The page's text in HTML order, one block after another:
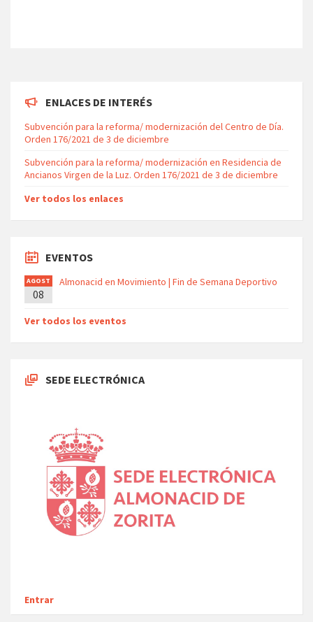
ENLACES DE INTERÉS
Subvención para la reforma/ modernización del Centro de Día.
Orden 176/2021 de 3 de diciembre
Subvención para la reforma/ modernización en Residencia de
Ancianos Virgen de la Luz. Orden 176/2021 de 3 de diciembre
Ver todos los enlaces
EVENTOS
AGOST
O
08
Almonacid en Movimiento | Fin de Semana Deportivo
Ver todos los eventos
SEDE ELECTRÓNICA
Entrar